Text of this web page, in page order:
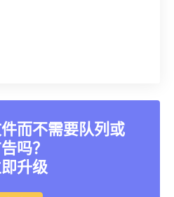
而不需要队列或
吗？
升级